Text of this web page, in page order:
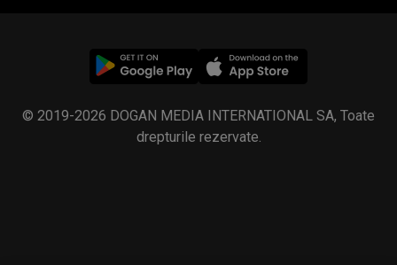
© 2019-2026 DOGAN MEDIA INTERNATIONAL SA, Toate
drepturile rezervate.